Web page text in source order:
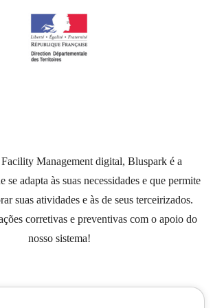
Facility Management digital, Bluspark é a
se adapta às suas necessidades e que permite
suas atividades e às de seus terceirizados.
corretivas e preventivas com o apoio do
nosso sistema!